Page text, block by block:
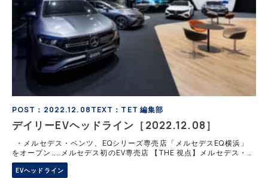
POST：2022.12.08TEXT：TET 編集部
デイリーEVヘッドライン［2022.12.08］
・メルセデス・ベンツ、EQシリーズ専売店「メルセデスEQ横浜」
をオープン……メルセデス初のEV専売店 【THE 視点】メルセデス・ベ
ンツ日本と正規販売店契約を結ぶシュテルン世田谷は、世界初のメル
セデス EQ
EVヘッドライン